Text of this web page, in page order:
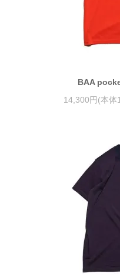
BAA
14,300円(本体